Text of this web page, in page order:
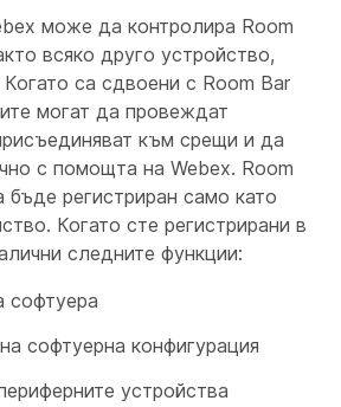
може да контролира Room
всяко друго устройство,
са сдвоени с Room Bar
могат да провеждат
към срещи и да
с помощта на Webex. Room
регистриран само като
Когато сте регистрирани в
следните функции:
софтуера
софтуерна конфигурация
устройства